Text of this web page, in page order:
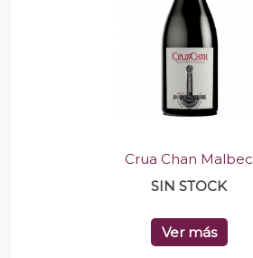
Crua Chan Malbec
SIN STOCK
Ver más